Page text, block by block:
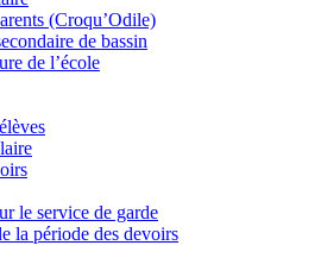
(Croqu’Odile)
de bassin
de l’école
le service de garde
la période des devoirs